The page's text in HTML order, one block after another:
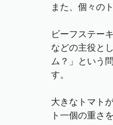
また、個々の
ビーフステー
などの主役と
ム？」という
す。
大きなトマト
ト一個の重さ